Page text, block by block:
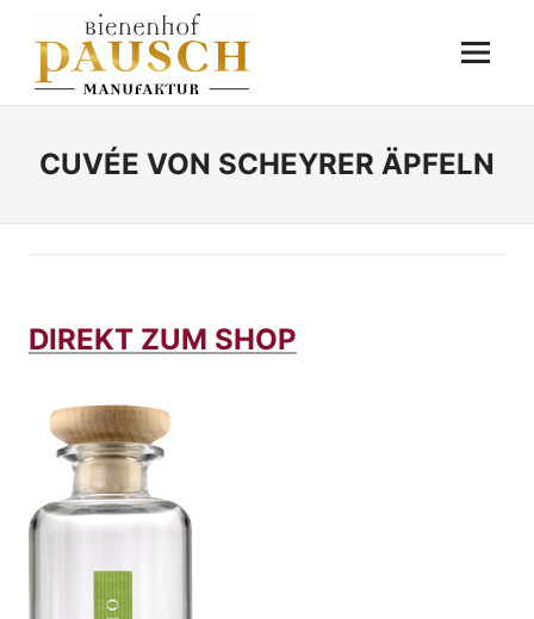
Inhalt
springen
Destillerie
Imkerei
Menü
CUVÉE VON SCHEYRER ÄPFELN
DIREKT ZUM SHOP